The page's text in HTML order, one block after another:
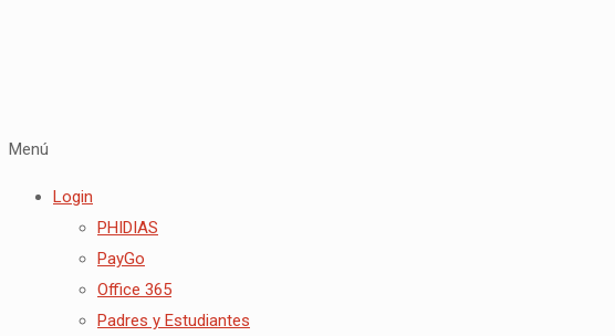
Menú
Login
PHIDIAS
PayGo
Office 365
Padres y Estudiantes